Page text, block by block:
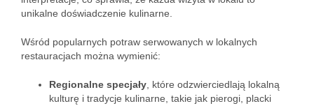
unikalne doświadczenie kulinarne.
Wśród popularnych potraw serwowanych w lokalnych
restauracjach można wymienić:
Regionalne specjały , które odzwierciedlają lokalną
kulturę i tradycje kulinarne, takie jak pierogi, placki